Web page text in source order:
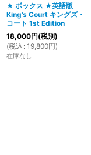
★ ボックス ★英語版
King's Court キングズ・
コート 1st Edition
18,000円(税別)
(税込 : 19,800円)
在庫なし